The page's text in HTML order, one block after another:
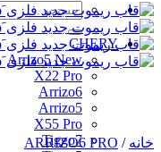
جستجو
برای:
CHERY
Arrizo5 New
X22 Pro
Arrizo6
Arrizo5
X55 Pro
Tiggo7
خانه /
ARRIZO6 PRO